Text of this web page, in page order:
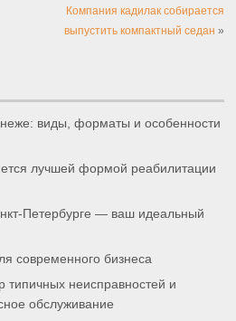
Компания кадилак собирается
выпустить компактный седан »
виды, форматы и особенности
лучшей формой реабилитации
Петербурге — ваш идеальный
современного бизнеса
типичных неисправностей и
обслуживание